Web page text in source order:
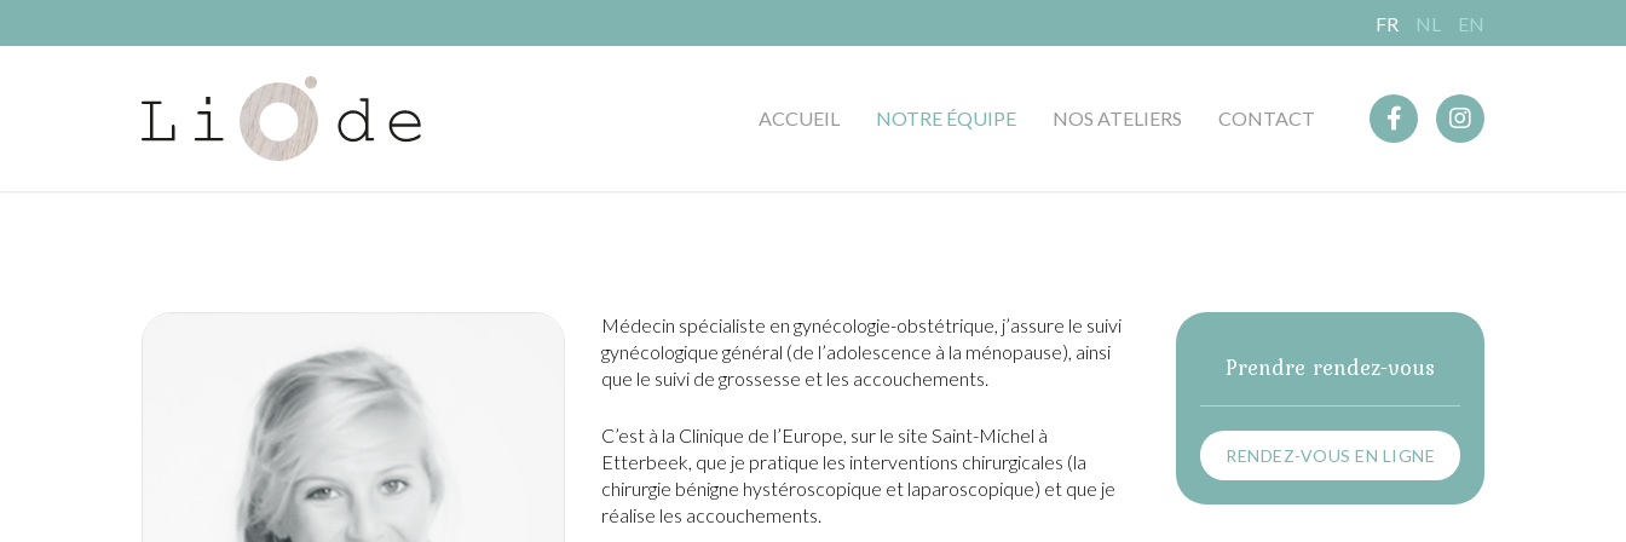
FR NL EN
ACCUEIL NOTRE ÉQUIPE NOS ATELIERS CONTACT
Médecin spécialiste en gynécologie-obstétrique, j’assure le suivi
gynécologique général (de l’adolescence à la ménopause), ainsi
que le suivi de grossesse et les accouchements.
C’est à la Clinique de l’Europe, sur le site Saint-Michel à
Etterbeek, que je pratique les interventions chirurgicales (la
chirurgie bénigne hystéroscopique et laparoscopique) et que je
réalise les accouchements.
Prendre rendez-vous
RENDEZ-VOUS EN LIGNE